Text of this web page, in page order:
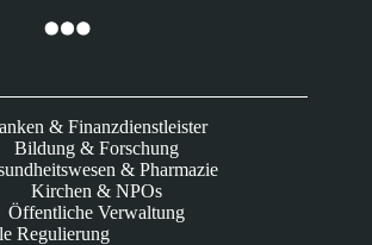
& Finanzdienstleister
Bildung & Forschung
& Pharmazie
Kirchen & NPOs
Öffentliche Verwaltung
Regulierung